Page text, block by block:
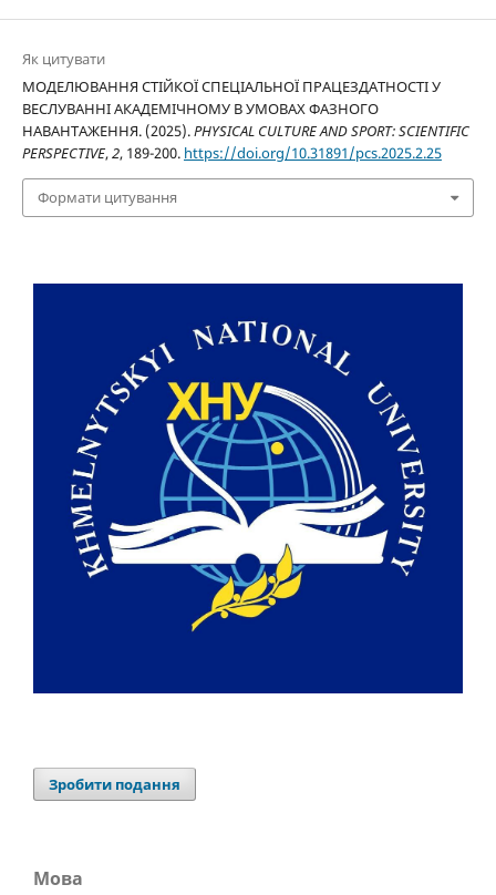
Як цитувати
МОДЕЛЮВАННЯ СТІЙКОЇ СПЕЦІАЛЬНОЇ ПРАЦЕЗДАТНОСТІ У
ВЕСЛУВАННІ АКАДЕМІЧНОМУ В УМОВАХ ФАЗНОГО
НАВАНТАЖЕННЯ. (2025).PHYSICAL CULTURE AND SPORT: SCIENTIFIC
PERSPECTIVE,2, 189-200. https://doi.org/10.31891/pcs.2025.2.25
Формати цитування
Зробити подання
Мова